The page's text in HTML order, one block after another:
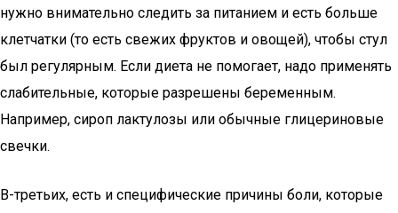
нужно внимательно следить за питанием и есть больше
клетчатки (то есть свежих фруктов и овощей), чтобы стул
был регулярным. Если диета не помогает, надо применять
слабительные, которые разрешены беременным.
Например, сироп лактулозы или обычные глицериновые
свечки.
В-третьих, есть и специфические причины боли, которые